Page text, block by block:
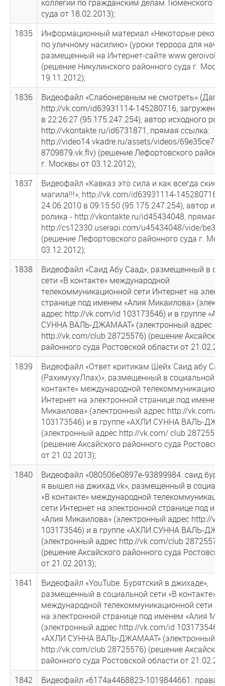
коллегии по гражданским делам Тюменского
суда от 18.02.2013);
1835
Информационный материал «Некоторые
по уличному насилию» (уроки террора для
размещенный на Интернет-сайте
(решение Никулинского районного суда г.
19.11.2012);
1836
Видеофайл «Слабонервным не смотреть»
http://vk.com/id63931114-145280716, загружен
в 22:26:27 (95.175.247.254), автор исходного
http://vkontakte.ru/id6731871, прямая ссылка:
http://video14.vkadre.ru/assets/videos/
8709879.vk.flv) (решение Лефортовского
г. Москвы от 03.12.2012);
1837
Видеофайл «Кавказ это сила и как всегда
магила!!!», http://vk.com/id63931114-145280716,
24.06.2010 в 09:15:50 (95.175.247.254), автор
ролика - http://vkontakte.ru/id45434048, прямая
http://cs12330.userapi.com/u45434048/vide/
(решение Лефортовского районного суда г.
03.12.2012);
1838
Видеофайл «Саид Абу Саад», размещенный в
сети «В контакте» международной
телекоммуникационной сети Интернет на
странице под именем «Алия Микаилова»
адрес http://vk.com/id 103173546) и в группе
СУННА ВАЛЬ-ДЖАМААТ» (электронный адрес
http://vk.com/club 28725576) (решение
районного суда Ростовской области от
1839
Видеофайл «Ответ критикам Шейх Саид абу
(РахимухуЛлах)», размещенный в социальной
контакте» международной
Интернет на электронной странице под именем
Микаилова» (электронный адрес http://vk.com/id
103173546) и в группе «АХЛИ СУННА ВАЛЬ-
(электронный адрес http://vk.com/ club
(решение Аксайского районного суда
от 21.02.2013);
1840
Видеофайл «080506е0897е-93899984. саид
я вышел на джихад.vk», размещенный в
«В контакте» международной
сети Интернет на электронной странице под
«Алия Микаилова» (электронный адрес http://
103173546) и в группе «АХЛИ СУННА ВАЛЬ-
(электронный адрес http://vk.com/club 28725576)
(решение Аксайского районного суда
от 21.02.2013);
1841
Видеофайл «YouTube. Бурятский в джихаде»,
размещенный в социальной сети «В контакте»
международной телекоммуникационной сети
на электронной странице под именем «Алия
(электронный адрес http://vk.com/id 103173546)
«АХЛИ СУННА ВАЛЬ-ДЖАМААТ» (электронный
http://vk.com/club 28725576) (решение
районного суда Ростовской области от
1842
Видеофайл «6174а4468823-1019844661. права и